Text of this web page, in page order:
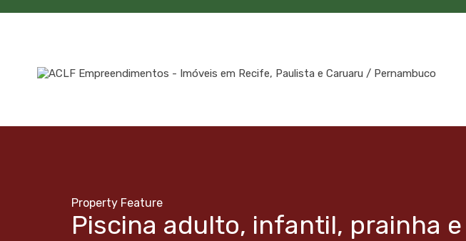
Property Feature
Piscina adulto, infantil, prainha